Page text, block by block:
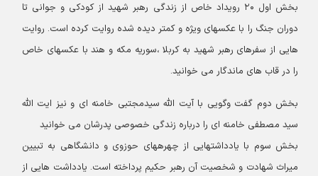
بخش اول ۲۰ رویداد خاص از زندگی رهبر شهید از کودکی و جوانی تا
دوران جنگ را با عکسهای ویژه و کمتر دیده شده روایت کرده است. روایت
هایی از سفرهای رهبر شهید به کربلا ،سوریه مکه و هند با عکسهای خاص
را در قاب های ماندگار می خوانید.
بخش دوم گفت وگویی با آیت الله سیدمجتبی خامنه ای و نیز ایت الله
سید مصطفی خامنه ای را درباره زندگی خصوصی پدرشان می خوانید
بخش سوم با یادداشتهایی از چهرههای حوزوی و دانشگاهی به تبیین
میراث شهادت و شخصیت آن رهبر حکیم پرداخته است. یادداشت هایی از